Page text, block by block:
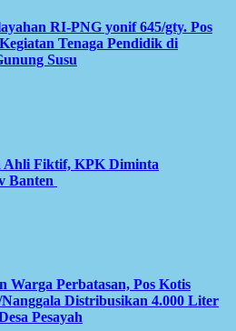
RI-PNG yonif 645/gty. Pos
Tenaga Pendidik di
Susu
Ahli Fiktif, KPK Diminta
Banten
Warga Perbatasan, Pos Kotis
Nanggala Distribusikan 4.000 Liter
Pesayah